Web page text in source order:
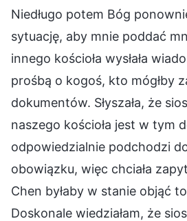
Niedługo potem Bóg
sytuację, aby mnie poddać
innego kościoła wysłała
prośbą o kogoś, kto mógłby
dokumentów. Słyszała, że
naszego kościoła jest w tym
odpowiedzialnie podchodzi
obowiązku, więc chciała
Chen byłaby w stanie objąć
Doskonale wiedziałam, że